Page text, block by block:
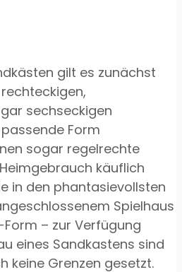
gilt es zunächst
sechseckigen
Form
sogar regelrechte
käuflich
in den phantasievollsten
Spielhaus
– zur Verfügung
eines Sandkastens sind
keine Grenzen gesetzt.